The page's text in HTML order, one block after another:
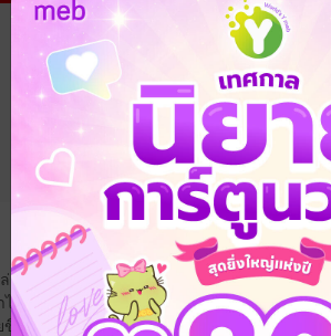
ลด
49%
จากราคาป
เหลือเพียง
ย ปล่อยกิ่ง กิ่งเจ็บ” เธอเอ่ยขอร้องด้วยน้ำตาค
ว้ก็ไม่ปาน
ขึ้นมาเลยเหรอ ทีพวกคุณทำให้น้องชายของผมต้